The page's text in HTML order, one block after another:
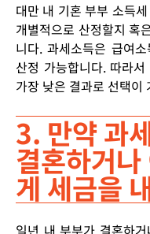
대만 내 기혼 부부 소득
개별적으로 산정할지 혹
니다.과세소득은 급여소
산정 가능합니다. 따라서
가장 낮은 결과로 선택이
3. 만약 과
결혼하거
게 세금을
일년 내 부부가 결혼하